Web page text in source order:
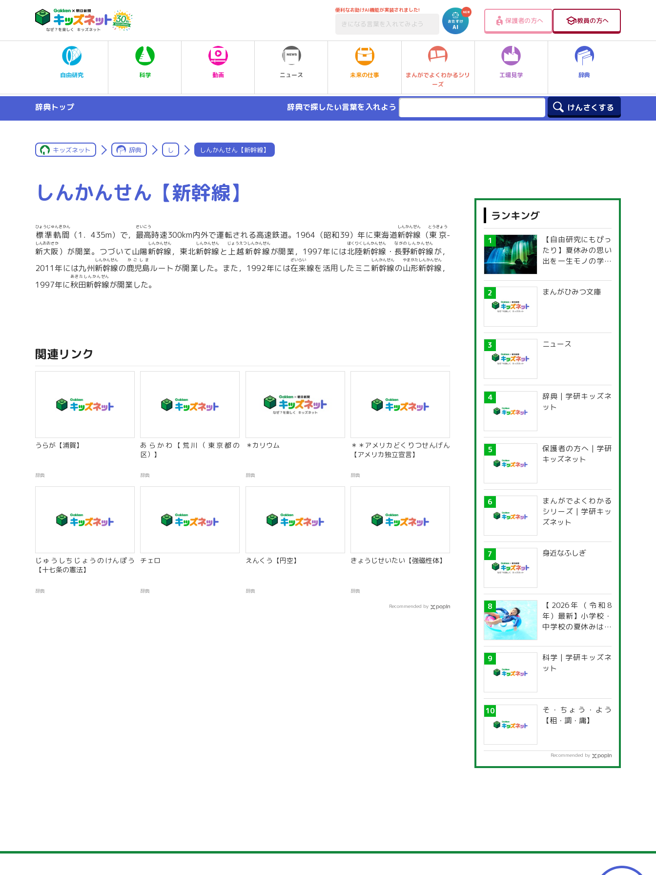
便利なお助けAI機能が実装されました!
保護者の方へ 教員の方へ
自由研究 科学 動画 ニュース 未来の仕事
まんがでよくわかるシリ
ーズ
工場見学 辞典
辞典トップ 辞典で探したい言葉を入れよう
キッズネット 辞典 し しんかんせん【新幹線】
しんかんせん【新幹線】
標準軌間
ひょうじゅんきかん
（1．435m）で， 最高
さいこう
時速300km内外で運転される高速鉄道。1964（昭和39）年に東海道新幹線
しんかんせん
（東京
とうきょう
-
新大阪
しんおおさか
）が開業。つづいて山陽新幹線
しんかんせん
，東北新幹線
しんかんせん
と 上越新幹線
じょうえつしんかんせん
が開業，1997年には北陸新幹線
ほくりくしんかんせん
・ 長野新幹線
ながのしんかんせん
が，
2011年には九州新幹線
しんかんせん
の鹿児島
かごしま
ルートが開業した。また，1992年には在来
ざいらい
線を活用したミニ新幹線
しんかんせん
の山形新幹線
やまがたしんかんせん
，
1997年に秋田新幹線
あきたしんかんせん
が開業した。
関連リンク
うらが【浦賀】
辞典
あらかわ【荒川（東京都の
区）】
辞典
＊カリウム
辞典
＊＊アメリカどくりつせんげん
【アメリカ独立宣言】
辞典
じゅうしちじょうのけんぽう
【十七条の憲法】
辞典
チェロ
辞典
えんくう【円空】
辞典
きょうじせいたい【強磁性体】
辞典
Recommended by
ランキング
【自由研究にもぴっ
たり】夏休みの思い
出を一生モノの学び
探究ガイド
まんがひみつ文庫
ニュース
辞典 | 学研キッズネ
ット
保護者の方へ | 学研
キッズネット
まんがでよくわかる
シリーズ | 学研キッ
ズネット
身近なふしぎ
【2026年（令和8
年）最新】小学校・
中学校の夏休みはい
道府県別「夏季休暇
一覧」
科学 | 学研キッズネ
ット
そ・ちょう・よう
【租・調・庸】
Recommended by